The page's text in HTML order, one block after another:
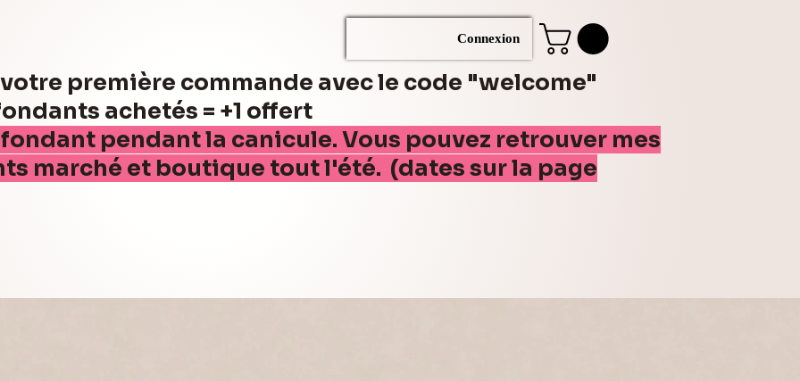
Connexion
première commande avec le code "welcome"
achetés = +1 offert
pendant la canicule. Vous pouvez retrouver mes
marché et boutique tout l'été. (dates sur la page